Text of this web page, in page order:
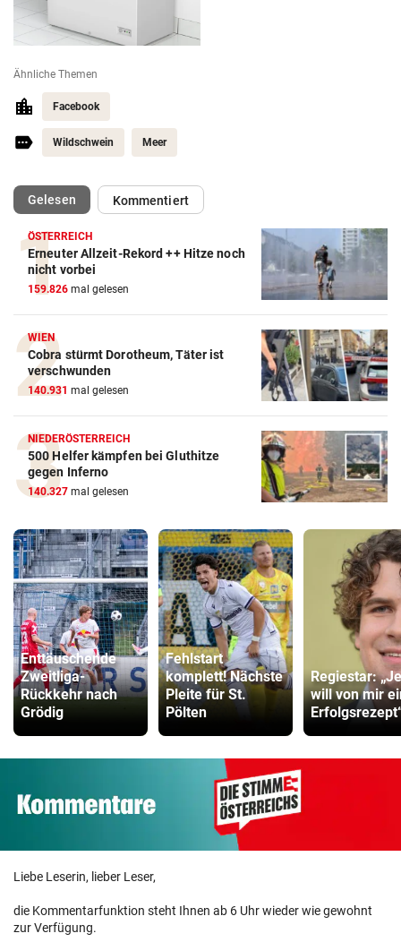
Ähnliche Themen
Facebook
Wildschwein Meer
Gelesen(ausgewählt)Kommentiert
ÖSTERREICH
Erneuter Allzeit-Rekord ++ Hitze noch
nicht vorbei
159.826 mal gelesen
WIEN
Cobra stürmt Dorotheum, Täter ist
verschwunden
140.931 mal gelesen
NIEDERÖSTERREICH
500 Helfer kämpfen bei Gluthitze
gegen Inferno
140.327 mal gelesen
Enttäuschende
Zweitliga-
Rückkehr nach
Grödig
Fehlstart
komplett! Nächste
Pleite für St.
Pölten
Regiestar:
will von mir
Liebe Leserin, lieber Leser,
die Kommentarfunktion steht Ihnen ab 6 Uhr wieder wie gewohnt
zur Verfügung.